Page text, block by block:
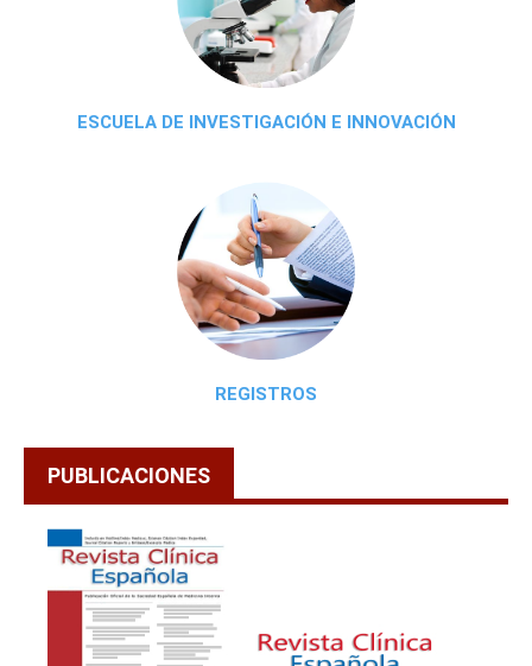
ESCUELA DE INVESTIGACIÓN E INNOVACIÓN
REGISTROS
PUBLICACIONES